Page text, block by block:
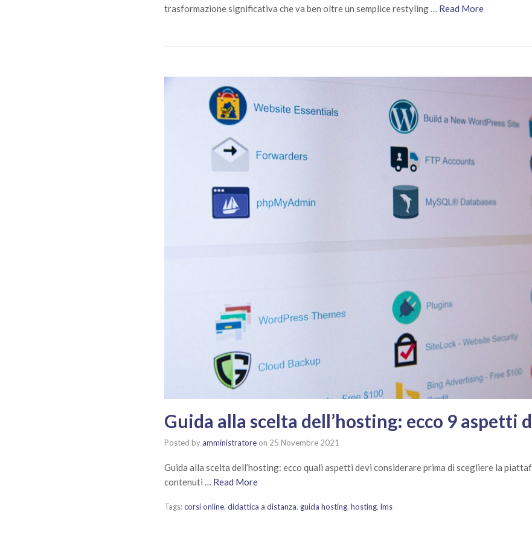
trasformazione significativa che va ben oltre un semplice restyling … Read More
Guida alla scelta dell’hosting: ecco 9 aspetti
Posted byamministratore on 25 Novembre 2021
Guida alla scelta dell’hosting: ecco quali aspetti devi considerare prima di scegliere la
contenuti … Read More
Tags:corsi online, didattica a distanza, guida hosting, hosting, lms